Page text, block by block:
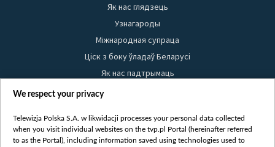
Як нас глядзець
Узнагароды
Міжнародная супраца
Ціск з боку ўладаў Беларусі
Як нас падтрымаць
Правілы выкарыстання матэрыялаў
Бяспека
Youtube
We respect your privacy
Telewizja Polska S.A. w likwidacji processes your personal data collected
when you visit individual websites on the tvp.pl Portal (hereinafter referred
to as the Portal), including information saved using technologies used to